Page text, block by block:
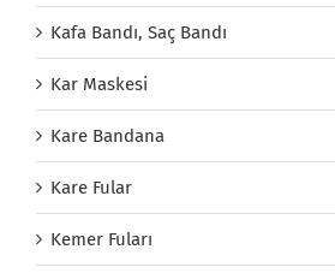
Kafa Bandı, Saç Bandı
Kar Maskesi
Kare Bandana
Kare Fular
Kemer Fuları